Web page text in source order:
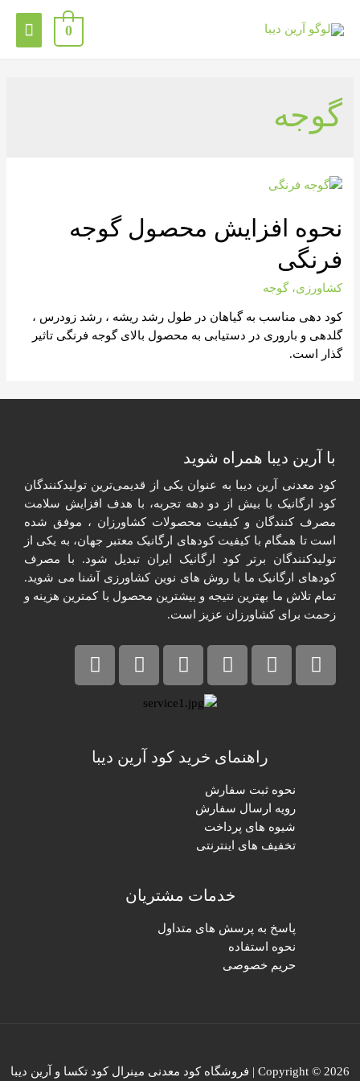
0
گوجه
نحوه افزایش محصول گوجه
فرنگی
کشاورزی،گوجه
کود دهی مناسب به گیاهان در طول رشد ریشه ، رشد زودرس ،
گلدهی و باروری در دستیابی به محصول بالای گوجه فرنگی تاثیر
گذار است.
با آرین دیبا همراه شوید​
کود معدنی آرین دیبا به عنوان یکی از قدیمی‌ترین تولیدکنندگان
کود ارگانیک با بیش از دو دهه تجربه، با هدف افزایش سلامت
مصرف کنندگان و کیفیت محصولات کشاورزان ، موفق شده
است تا همگام با کیفیت کودهای ارگانیک معتبر جهان، به یکی از
تولیدکنندگان برتر کود ارگانیک ایران تبدیل شود. با مصرف
کودهای ارگانیک ما با روش های نوین کشاورزی آشنا می شوید.
تمام تلاش ما بهترین نتیجه و بیشترین محصول با کمترین هزینه و
زحمت برای کشاورزان عزیز است.​
راهنمای خرید کود آرین دیبا
نحوه ثبت سفارش
رویه ارسال سفارش
شیوه های پرداخت
تخفیف های اینترنتی
خدمات مشتریان
پاسخ به پرسش های متداول
نحوه استفاده
حریم خصوصی
Copyright © 2026 | فروشگاه کود معدنی مینرال کود تکسا و آرین دیبا